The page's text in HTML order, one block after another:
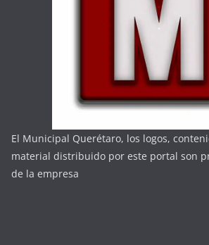
El Municipal Querétaro, los logos,
material distribuido por este portal son
de la empresa